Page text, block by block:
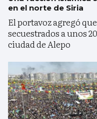
en el norte de Siria
El portavoz agregó
secuestrados a unos
ciudad de Alepo